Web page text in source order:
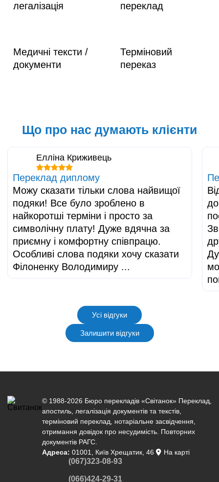
легалізація
переклад
Медичні тексти /
документи
Терміновий
переказ
Що про нас думають клієнти
Елліна Криживець
Переклад диплому
Можу сказати тільки слова найвищої
подяки! Все було зроблено в
найкоротші терміни і просто за
символічну плату! Дуже вдячна за
приємну і комфортну співпрацю.
Особливі слова подяки хочу сказати
Філоненку Володимиру ...
Усі відгуки
Залишити відгуки
© 1988-2026 Бюро перекладів «Світанок» Переклад
апостиль легалізація документів та текстів,
терміновий переклад
нотаріальне засвідчення
отримання довідок про несудимість. Повторних
документів РАГС.
Адреса: 01001, Київ Хрещатик, 46 На карті
(067)323-08-93
(066)424-29-31